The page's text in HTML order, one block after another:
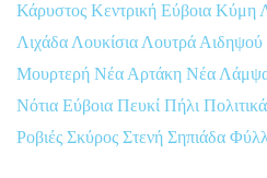
Κάρυστος Κεντρική Εύβοια Κύμη
Λιχάδα Λουκίσια Λουτρά Αιδηψού
Μουρτερή Νέα Αρτάκη Νέα
Νότια Εύβοια Πευκί Πήλι Πολιτικά
Ροβιές Σκύρος Στενή Σηπιάδα